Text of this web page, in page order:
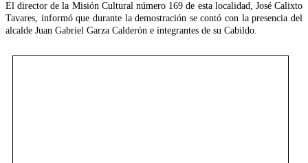
El director de la Misión Cultural número 169 de esta localidad, José Calixto
Tavares, informó que durante la demostración se contó con la presencia del
alcalde Juan Gabriel Garza Calderón e integrantes de su Cabildo.